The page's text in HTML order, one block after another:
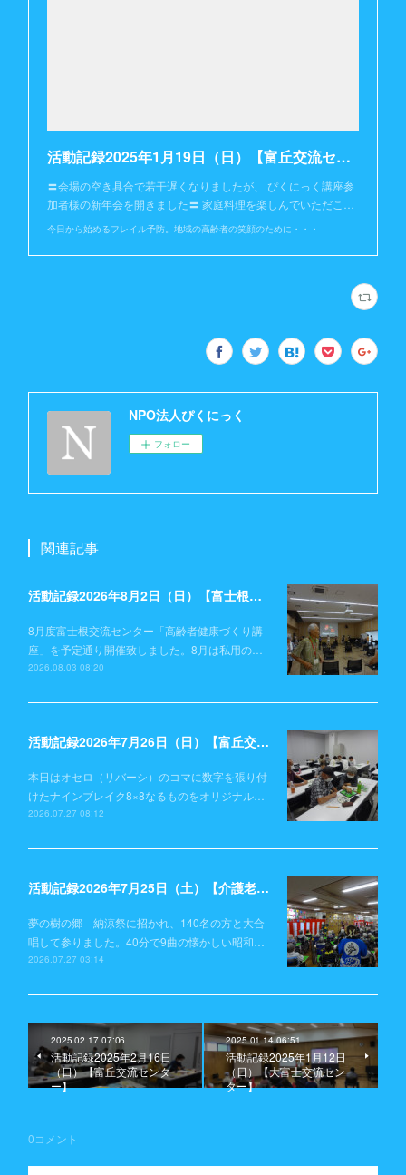
活動記録2025年1月19日（日）【富丘交流センター】
〓会場の空き具合で若干遅くなりましたが、 ぴくにっく講座参
加者様の新年会を開きました〓 家庭料理を楽しんでいただこ…
今日から始めるフレイル予防。地域の高齢者の笑顔のために・・・
NPO法人ぴくにっく
フォロー
関連記事
活動記録2026年8月2日（日）【富士根交流センター】
8月度富士根交流センター「高齢者健康づくり講
座」を予定通り開催致しました。8月は私用の…
2026.08.03 08:20
活動記録2026年7月26日（日）【富丘交流センター】
本日はオセロ（リバーシ）のコマに数字を張り付
けたナインブレイク8×8なるものをオリジナル…
2026.07.27 08:12
活動記録2026年7月25日（土）【介護老人保健施設 夢の樹の郷】
夢の樹の郷 納涼祭に招かれ、140名の方と大合
唱して参りました。40分で9曲の懐かしい昭和…
2026.07.27 03:14
2025.02.17 07:06
活動記録2025年2月16日
（日）【富丘交流センタ
ー】
2025.01.14 06:51
活動記録2025年1月12日
（日）【大富士交流セン
ター】
0コメント